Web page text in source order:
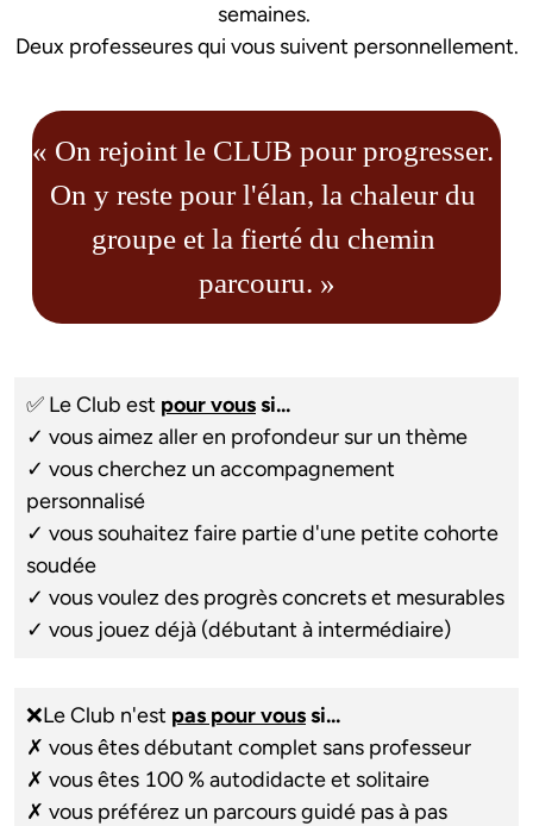
semaines.
Deux professeures qui vous suivent personnellement.
« On rejoint le CLUB pour progresser.
On y reste pour l'élan, la chaleur du
groupe et la fierté du chemin
parcouru. »
✅ Le Club est pour vous si...
✓ vous aimez aller en profondeur sur un thème
✓ vous cherchez un accompagnement
personnalisé
✓ vous souhaitez faire partie d'une petite cohorte
soudée
✓ vous voulez des progrès concrets et mesurables
✓ vous jouez déjà (débutant à intermédiaire)
❌Le Club n'est pas pour vous si...
✗ vous êtes débutant complet sans professeur
✗ vous êtes 100 % autodidacte et solitaire
✗ vous préférez un parcours guidé pas à pas